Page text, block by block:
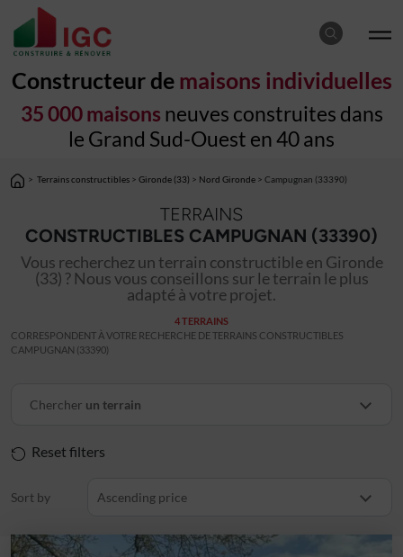
Constructeur de maisons individuelles
35 000 maisons neuves construites dans
le Grand Sud-Ouest en 40 ans
> Terrains constructibles > Gironde (33) > Nord Gironde > Campugnan (33390)
TERRAINS
CONSTRUCTIBLES CAMPUGNAN (33390)
Vous recherchez un terrain constructible en Gironde
(33) ? Nous vous conseillons sur le terrain le plus
adapté à votre projet.
4 TERRAINS
CORRESPONDENT À VOTRE RECHERCHE DE TERRAINS CONSTRUCTIBLES
CAMPUGNAN (33390)
Chercher un terrain
Reset filters
Sort by Ascending price